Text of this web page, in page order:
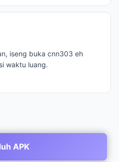
iseng buka cnn303 eh
waktu luang.
APK